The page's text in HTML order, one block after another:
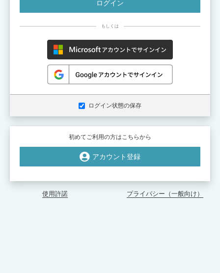
もしくは
ログイン状態の保存
初めてご利用の方はこちらから
アカウント登録
使用許諾 プライバシー（一般向け）